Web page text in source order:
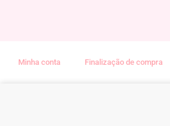
Minha conta Finalização de compra